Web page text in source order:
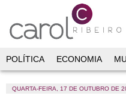
POLÍTICA ECONOMIA
QUARTA-FEIRA, 17 DE OUTUBRO DE